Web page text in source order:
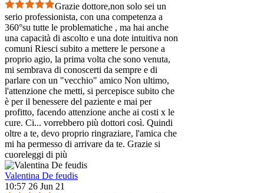
Grazie dottore,non solo sei un
serio professionista, con una competenza a
360°su tutte le problematiche , ma hai anche
una capacità di ascolto e una dote intuitiva non
comuni Riesci subito a mettere le persone a
proprio agio, la prima volta che sono venuta,
mi sembrava di conoscerti da sempre e di
parlare con un "vecchio" amico Non ultimo,
l'attenzione che metti, si percepisce subito che
è per il benessere del paziente e mai per
profitto, facendo attenzione anche ai costi x le
cure. Ci... vorrebbero più dottori così. Quindi
oltre a te, devo proprio ringraziare, l'amica che
mi ha permesso di arrivare da te. Grazie si
cuoreleggi di più
Valentina De feudis
10:57 26 Jun 21